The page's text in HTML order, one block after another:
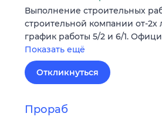
Выполнение строительных
строительной компании от-
график работы 5/2 и 6/1.
Показать ещё
Откликнуться
Прораб